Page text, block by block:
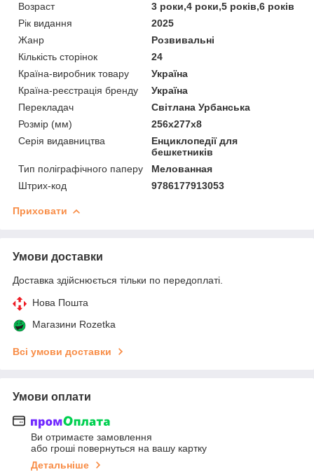
Возраст
3 роки,4 роки,5 років,6 років
Рік видання
2025
Жанр
Розвивальні
Кількість сторінок
24
Країна-виробник товару
Україна
Країна-реєстрація бренду
Україна
Перекладач
Світлана Урбанська
Розмір (мм)
256х277х8
Серія видавництва
Енциклопедії для
бешкетників
Тип поліграфічного паперу
Мелованная
Штрих-код
9786177913053
Приховати
Умови доставки
Доставка здійснюється тільки по передоплаті.
Нова Пошта
Магазини Rozetka
Всі умови доставки
Умови оплати
Ви отримаєте замовлення
або гроші повернуться на вашу картку
Детальніше